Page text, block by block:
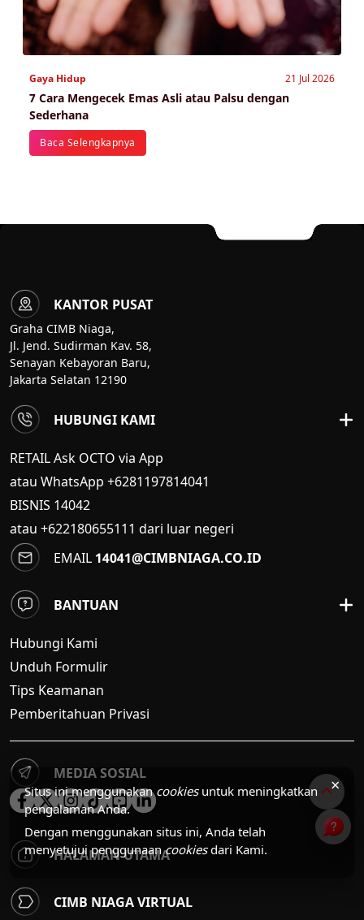
×
Situs ini menggunakancookiesuntuk meningkatkan
pengalaman Anda.
Dengan menggunakan situs ini, Anda telah
menyetujui penggunaancookiesdari Kami.
Gaya Hidup 21 Jul 2026
7 Cara Mengecek Emas Asli atau Palsu dengan
Sederhana
Baca Selengkapnya
KANTOR PUSAT
Graha CIMB Niaga,
Jl. Jend. Sudirman Kav. 58,
Senayan Kebayoran Baru,
Jakarta Selatan 12190
HUBUNGI KAMI
RETAIL Ask OCTO via App
atau WhatsApp +6281197814041
BISNIS 14042
atau +622180655111 dari luar negeri
EMAIL 14041@CIMBNIAGA.CO.ID
BANTUAN
Hubungi Kami
Unduh Formulir
Tips Keamanan
Pemberitahuan Privasi
MEDIA SOSIAL
HALAMAN UTAMA
CIMB NIAGA VIRTUAL